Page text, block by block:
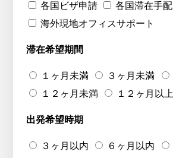
各国ビザ申請
各国滞在手配
海外現地オフィスサポート
滞在希望期間
１ヶ月未満 ３ヶ月未満
１２ヶ月未満
１２ヶ月以上
出発希望時期
３ヶ月以内 ６ヶ月以内